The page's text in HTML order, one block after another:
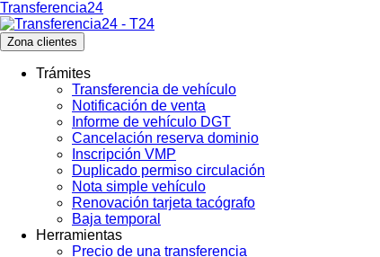
Transferencia24
Zona clientes
Trámites
Transferencia de vehículo
Notificación de venta
Informe de vehículo DGT
Cancelación reserva dominio
Inscripción VMP
Duplicado permiso circulación
Nota simple vehículo
Renovación tarjeta tacógrafo
Baja temporal
Herramientas
Precio de una transferencia